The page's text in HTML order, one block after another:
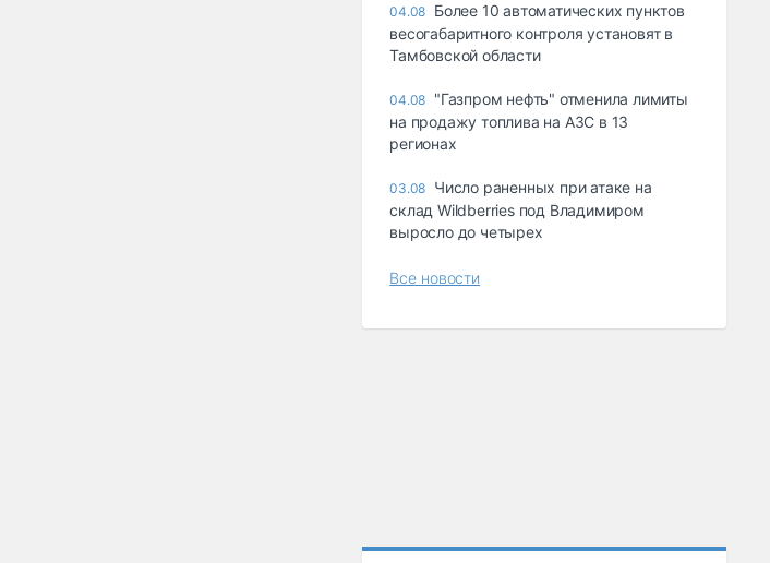
04.08 Более 10 автоматических пунктов
весогабаритного контроля установят в
Тамбовской области
04.08 "Газпром нефть" отменила лимиты
на продажу топлива на АЗС в 13
регионах
03.08 Число раненных при атаке на
склад Wildberries под Владимиром
выросло до четырех
Все новости